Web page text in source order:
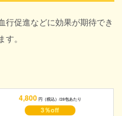
行促進などに効果が期待でき
。
4,800 円（税込）/28包あたり
3％off